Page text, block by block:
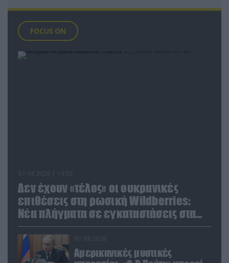
FOCUS ON
Δεν έχουν «τέλος» οι ουκρανικές
επιθέσεις στη ρωσική Wildberries:
Νέα πλήγματα σε εγκαταστάσεις στα
Ουράλια
Αμερικανικές μυστικές